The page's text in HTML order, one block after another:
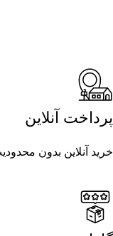
پرداخت آنلاین
خرید آنلاین بدون